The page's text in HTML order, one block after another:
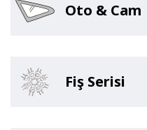
Oto & Cam
Fiş Serisi